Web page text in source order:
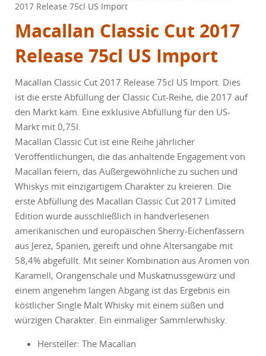
2017 Release 75cl US Import
Macallan Classic Cut 2017
Release 75cl US Import
Macallan Classic Cut 2017 Release 75cl US Import. Dies
ist die erste Abfüllung der Classic Cut-Reihe, die 2017 auf
den Markt kam. Eine exklusive Abfüllung für den US-
Markt mit 0,75l.
Macallan Classic Cut ist eine Reihe jährlicher
Veröffentlichungen, die das anhaltende Engagement von
Macallan feiern, das Außergewöhnliche zu suchen und
Whiskys mit einzigartigem Charakter zu kreieren. Die
erste Abfüllung des Macallan Classic Cut 2017 Limited
Edition wurde ausschließlich in handverlesenen
amerikanischen und europäischen Sherry-Eichenfässern
aus Jerez, Spanien, gereift und ohne Altersangabe mit
58,4% abgefüllt. Mit seiner Kombination aus Aromen von
Karamell, Orangenschale und Muskatnussgewürz und
einem angenehm langen Abgang ist das Ergebnis ein
köstlicher Single Malt Whisky mit einem süßen und
würzigen Charakter. Ein einmaliger Sammlerwhisky.
Hersteller: The Macallan